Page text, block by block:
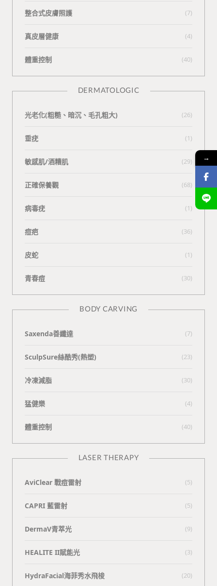
整合式皮膚照護 (7)
真皮層健康 (4)
體重控制 (40)
DERMATOLOGIC
光老化(粗糙、暗沉、毛孔粗大) (26)
垂疣 (1)
敏感肌/酒糟肌 (29)
正確保養觀 (68)
病毒疣 (1)
痘疤 (36)
皮蛇 (1)
青春痘 (30)
BODY CARVING
Saxenda善纖達 (7)
SculpSure絲酷秀(熱塑) (23)
冷凍減脂 (30)
猛健樂 (4)
體重控制 (40)
LASER THERAPY
AviClear 戰痘雷射 (5)
CAPRI 藍雷射 (5)
DermaV青萃光 (9)
HEALITE II賦能光 (3)
HydraFacial海菲秀水飛梭 (20)
→